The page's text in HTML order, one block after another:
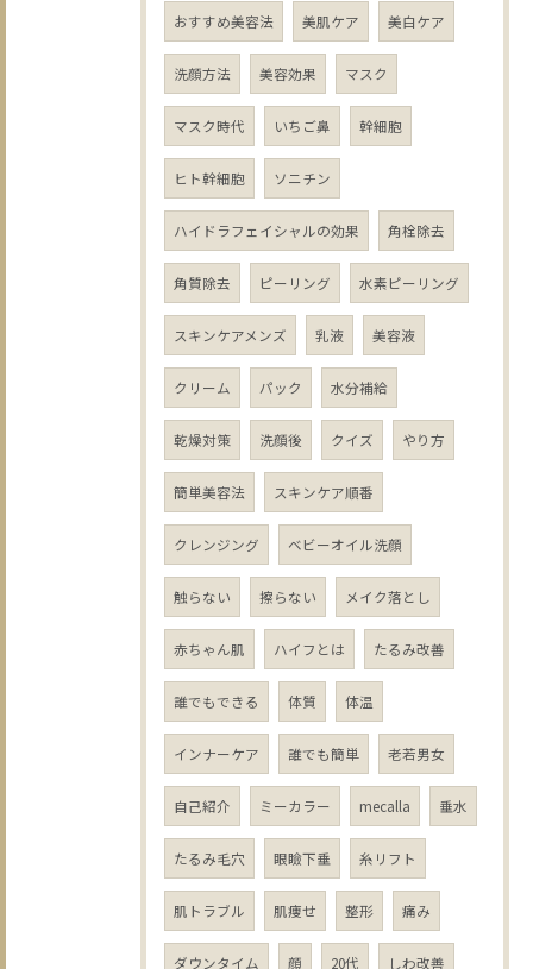
おすすめ美容法 美肌ケア 美白ケア
洗顔方法 美容効果 マスク
マスク時代 いちご鼻 幹細胞
ヒト幹細胞 ソニチン
ハイドラフェイシャルの効果 角栓除去
角質除去 ピーリング 水素ピーリング
スキンケアメンズ 乳液 美容液
クリーム パック 水分補給
乾燥対策 洗顔後 クイズ やり方
簡単美容法 スキンケア順番
クレンジング ベビーオイル洗顔
触らない 擦らない メイク落とし
赤ちゃん肌 ハイフとは たるみ改善
誰でもできる 体質 体温
インナーケア 誰でも簡単 老若男女
自己紹介 ミーカラー mecalla 垂水
たるみ毛穴 眼瞼下垂 糸リフト
肌トラブル 肌痩せ 整形 痛み
ダウンタイム 顔 20代 しわ改善